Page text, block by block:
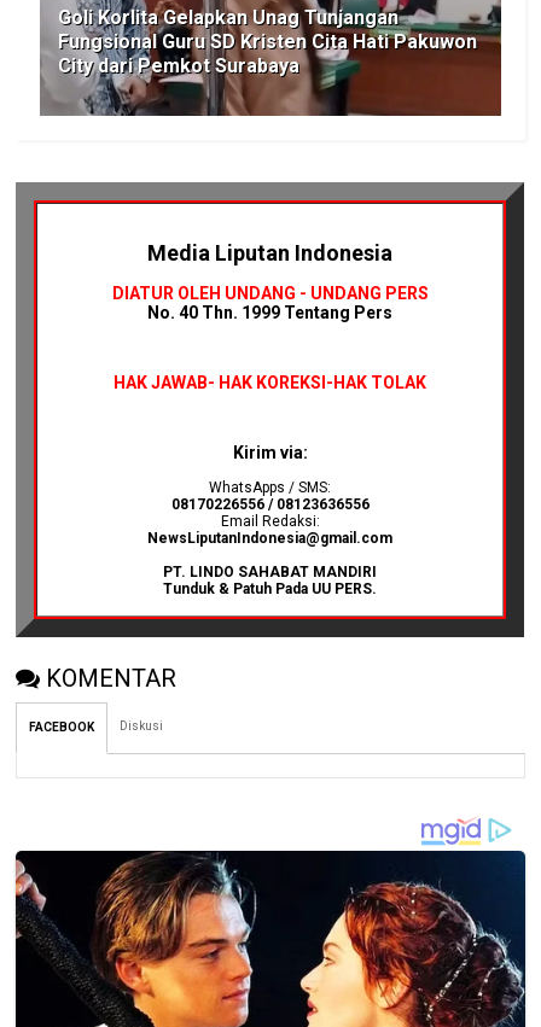
Goli Korlita Gelapkan Unag Tunjangan
Fungsional Guru SD Kristen Cita Hati Pakuwon
City dari Pemkot Surabaya
Media Liputan Indonesia
DIATUR OLEH UNDANG - UNDANG PERS
No. 40 Thn. 1999 Tentang Pers
HAK JAWAB- HAK KOREKSI-HAK TOLAK
Kirim via:
WhatsApps / SMS:
08170226556 / 08123636556
Email Redaksi:
NewsLiputanIndonesia@gmail.com
PT. LINDO SAHABAT MANDIRI
Tunduk & Patuh Pada UU PERS.
KOMENTAR
FACEBOOK Diskusi